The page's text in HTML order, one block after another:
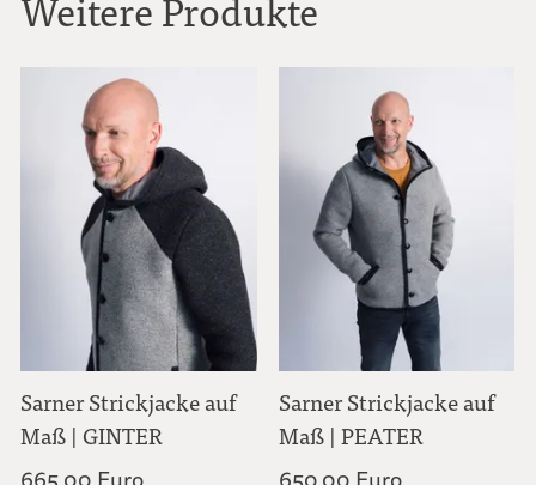
Sarner Strickjacke auf
Maß | GINTER
Sarner Strickjacke auf
Maß | PEATER